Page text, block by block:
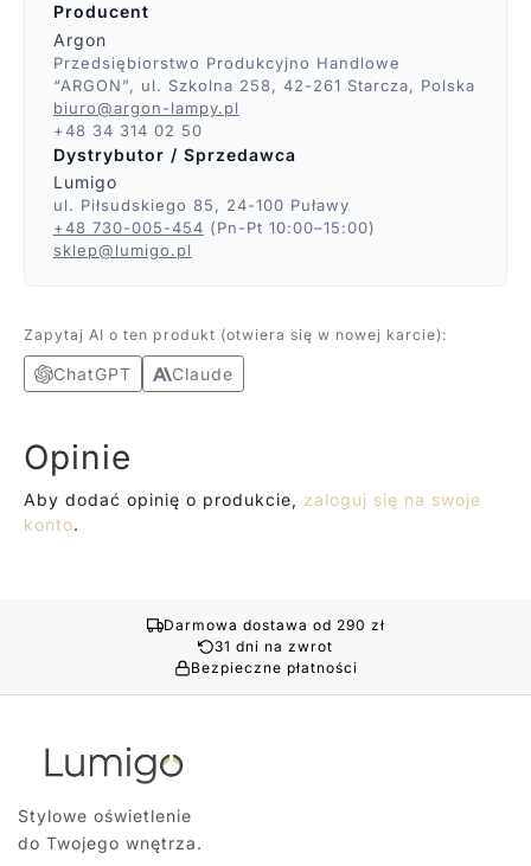
Producent
Argon
Przedsiębiorstwo Produkcyjno Handlowe
“ARGON”, ul. Szkolna 258, 42-261 Starcza, Polska
biuro@argon-lampy.pl
+48 34 314 02 50
Dystrybutor / Sprzedawca
Lumigo
ul. Piłsudskiego 85, 24-100 Puławy
+48 730-005-454 (Pn-Pt 10:00–15:00)
sklep@lumigo.pl
Zapytaj AI o ten produkt (otwiera się w nowej karcie):
ChatGPT Claude
Opinie
Aby dodać opinię o produkcie, zaloguj się na swoje
konto.
Darmowa dostawa od 290 zł
31 dni na zwrot
Bezpieczne płatności
Stylowe oświetlenie
do Twojego wnętrza.